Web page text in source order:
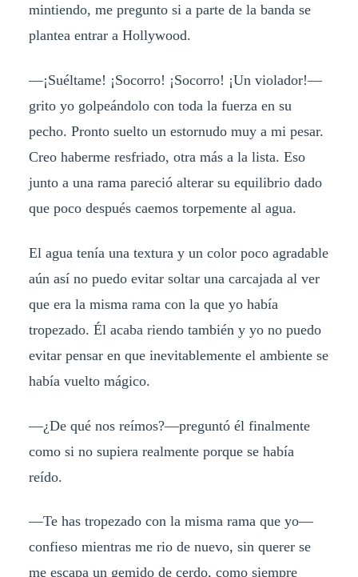
mintiendo, me pregunto si a parte de la banda se
plantea entrar a Hollywood.
—¡Suéltame! ¡Socorro! ¡Socorro! ¡Un violador!—
grito yo golpeándolo con toda la fuerza en su
pecho. Pronto suelto un estornudo muy a mi pesar.
Creo haberme resfriado, otra más a la lista. Eso
junto a una rama pareció alterar su equilibrio dado
que poco después caemos torpemente al agua.
El agua tenía una textura y un color poco agradable
aún así no puedo evitar soltar una carcajada al ver
que era la misma rama con la que yo había
tropezado. Él acaba riendo también y yo no puedo
evitar pensar en que inevitablemente el ambiente se
había vuelto mágico.
—¿De qué nos reímos?—preguntó él finalmente
como si no supiera realmente porque se había
reído.
—Te has tropezado con la misma rama que yo—
confieso mientras me rio de nuevo, sin querer se
me escapa un gemido de cerdo, como siempre